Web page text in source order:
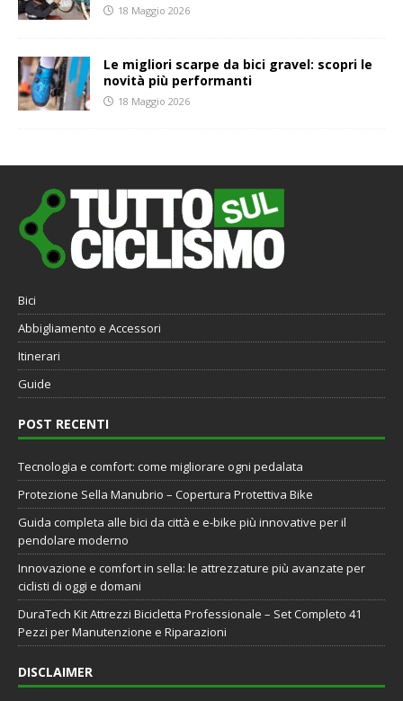
18 Maggio 2026
Le migliori scarpe da bici gravel: scopri le
novità più performanti
18 Maggio 2026
Bici
Abbigliamento e Accessori
Itinerari
Guide
POST RECENTI
Tecnologia e comfort: come migliorare ogni pedalata
Protezione Sella Manubrio – Copertura Protettiva Bike
Guida completa alle bici da città e e-bike più innovative per il
pendolare moderno
Innovazione e comfort in sella: le attrezzature più avanzate per
ciclisti di oggi e domani
DuraTech Kit Attrezzi Bicicletta Professionale – Set Completo 41
Pezzi per Manutenzione e Riparazioni
DISCLAIMER